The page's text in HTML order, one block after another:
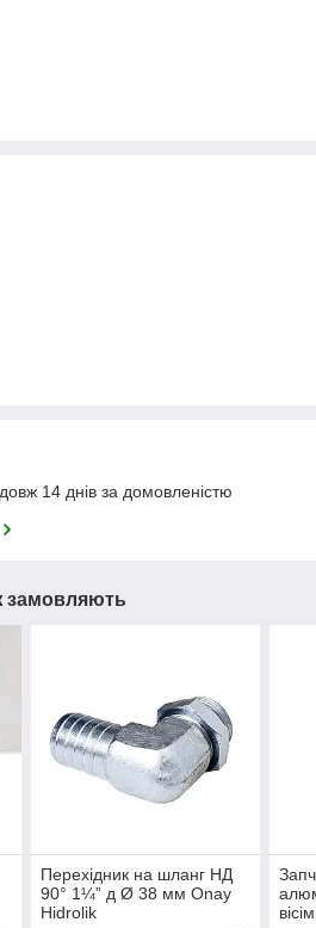
14 днів за домовленістю
замовляють
Перехідник на шланг НД
90° 1¼” д Ø 38 мм Onay
Hidrolik